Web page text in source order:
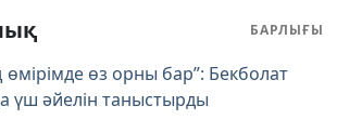
БАРЛЫҒЫ
өз орны бар”: Бекболат
үш әйелін таныстырды